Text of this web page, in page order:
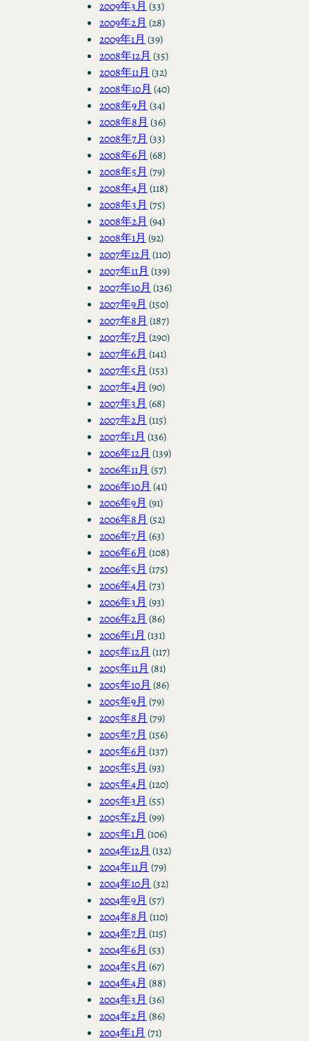
2009年3月 (33)
2009年2月 (28)
2009年1月 (39)
2008年12月 (35)
2008年11月 (32)
2008年10月 (40)
2008年9月 (34)
2008年8月 (36)
2008年7月 (33)
2008年6月 (68)
2008年5月 (79)
2008年4月 (118)
2008年3月 (75)
2008年2月 (94)
2008年1月 (92)
2007年12月 (110)
2007年11月 (139)
2007年10月 (136)
2007年9月 (150)
2007年8月 (187)
2007年7月 (290)
2007年6月 (141)
2007年5月 (153)
2007年4月 (90)
2007年3月 (68)
2007年2月 (115)
2007年1月 (136)
2006年12月 (139)
2006年11月 (57)
2006年10月 (41)
2006年9月 (91)
2006年8月 (52)
2006年7月 (63)
2006年6月 (108)
2006年5月 (175)
2006年4月 (73)
2006年3月 (93)
2006年2月 (86)
2006年1月 (131)
2005年12月 (117)
2005年11月 (81)
2005年10月 (86)
2005年9月 (79)
2005年8月 (79)
2005年7月 (156)
2005年6月 (137)
2005年5月 (93)
2005年4月 (120)
2005年3月 (55)
2005年2月 (99)
2005年1月 (106)
2004年12月 (132)
2004年11月 (79)
2004年10月 (32)
2004年9月 (57)
2004年8月 (110)
2004年7月 (115)
2004年6月 (53)
2004年5月 (67)
2004年4月 (88)
2004年3月 (36)
2004年2月 (86)
2004年1月 (71)